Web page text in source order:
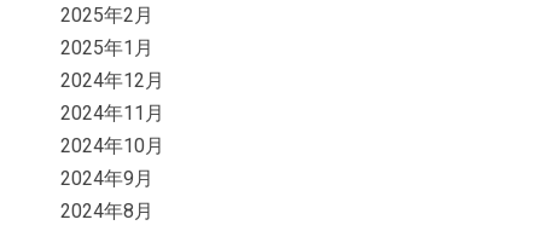
2025年2月
2025年1月
2024年12月
2024年11月
2024年10月
2024年9月
2024年8月